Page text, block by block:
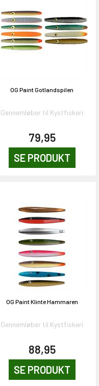
OG Paint Gotlandspilen
Gennemløber til Kystfiskeri
79,95
SE PRODUKT
OG Paint Klinte Hammaren
Gennemløber til Kystfiskeri
88,95
SE PRODUKT